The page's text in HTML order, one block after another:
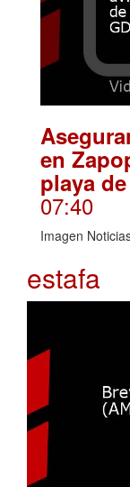
en
playa
07:40
Imagen
estafa